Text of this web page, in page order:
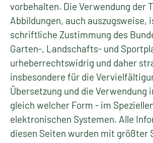
vorbehalten. Die Verwendung der
Abbildungen, auch auszugsweise,
schriftliche Zustimmung des
Garten-, Landschafts- und
urheberrechtswidrig und daher
insbesondere für die
Übersetzung und die Verwendung
gleich welcher Form - im
elektronischen Systemen. Alle
diesen Seiten wurden mit größter